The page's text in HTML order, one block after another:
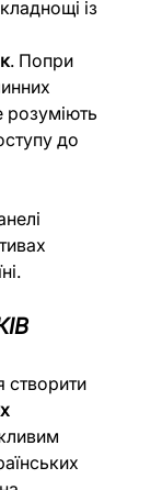
із
. Попри
розуміють
до
створити